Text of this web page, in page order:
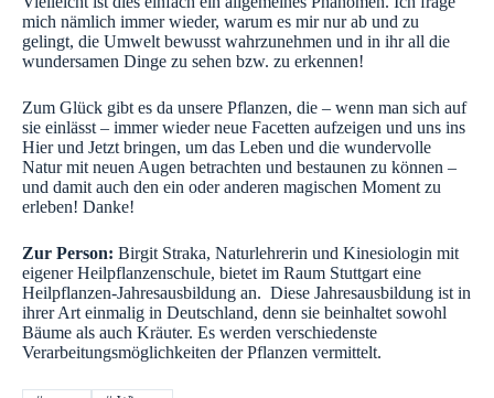
mich nämlich immer wieder, warum es mir nur ab und zu
gelingt, die Umwelt bewusst wahrzunehmen und in ihr all die
wundersamen Dinge zu sehen bzw. zu erkennen!
Zum Glück gibt es da unsere Pflanzen, die – wenn man sich auf
sie einlässt – immer wieder neue Facetten aufzeigen und uns ins
Hier und Jetzt bringen, um das Leben und die wundervolle
Natur mit neuen Augen betrachten und bestaunen zu können –
und damit auch den ein oder anderen magischen Moment zu
erleben! Danke!
Zur Person: Birgit Straka, Naturlehrerin und Kinesiologin mit
eigener Heilpflanzenschule, bietet im Raum Stuttgart eine
Heilpflanzen-Jahresausbildung an. Diese Jahresausbildung ist in
ihrer Art einmalig in Deutschland, denn sie beinhaltet sowohl
Bäume als auch Kräuter. Es werden verschiedenste
Verarbeitungsmöglichkeiten der Pflanzen vermittelt.